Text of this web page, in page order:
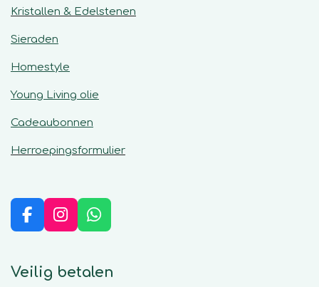
Kristallen & Edelstenen
Sieraden
Homestyle
Young Living olie
Cadeaubonnen
Herroepingsformulier
F
a
e
I
n
t
W
h
t
Veilig betalen